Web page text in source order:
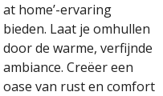
at home’-ervaring
bieden. Laat je omhullen
door de warme, verfijnde
ambiance. Creëer een
oase van rust en comfort